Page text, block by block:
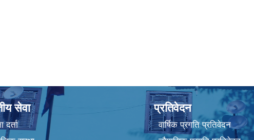
सेवा
दर्ता
प्रतिवेदन
वार्षिक प्रगति प्रतिवेदन